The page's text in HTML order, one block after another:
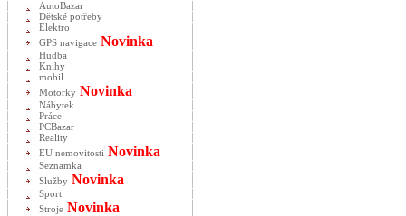
AutoBazar
Dětské potřeby
Elektro
GPS navigace Novinka
Hudba
Knihy
mobil
Motorky Novinka
Nábytek
Práce
PCBazar
Reality
EU nemovitosti Novinka
Seznamka
Služby Novinka
Sport
Stroje Novinka